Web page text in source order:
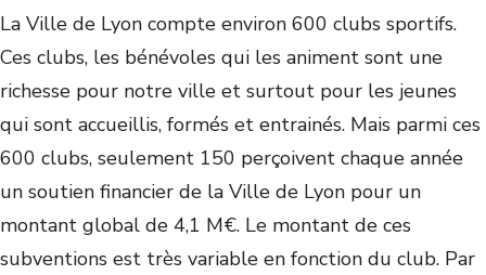
La Ville de Lyon compte environ 600 clubs sportifs.
Ces clubs, les bénévoles qui les animent sont une
richesse pour notre ville et surtout pour les jeunes
qui sont accueillis, formés et entrainés. Mais parmi ces
600 clubs, seulement 150 perçoivent chaque année
un soutien financier de la Ville de Lyon pour un
montant global de 4,1 M€. Le montant de ces
subventions est très variable en fonction du club. Par